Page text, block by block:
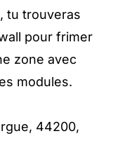
tu trouveras
pour frimer
zone avec
modules.
44200,